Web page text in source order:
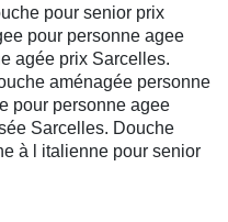
pour senior prix
pour personne agee
agée prix Sarcelles.
aménagée personne
pour personne agee
Sarcelles. Douche
à l italienne pour senior